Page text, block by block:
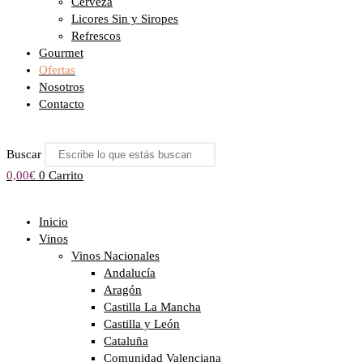
Licores Sin y Siropes
Refrescos
Gourmet
Ofertas
Nosotros
Contacto
Buscar
0,00€ 0 Carrito
Inicio
Vinos
Vinos Nacionales
Andalucía
Aragón
Castilla La Mancha
Castilla y León
Cataluña
Comunidad Valenciana